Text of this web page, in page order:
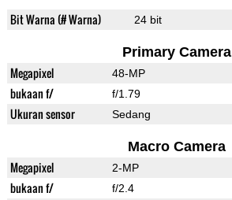
Bit Warna (# Warna) 24 bit
Primary Camera
Megapixel 48-MP
bukaan f/ f/1.79
Ukuran sensor Sedang
Macro Camera
Megapixel 2-MP
bukaan f/ f/2.4